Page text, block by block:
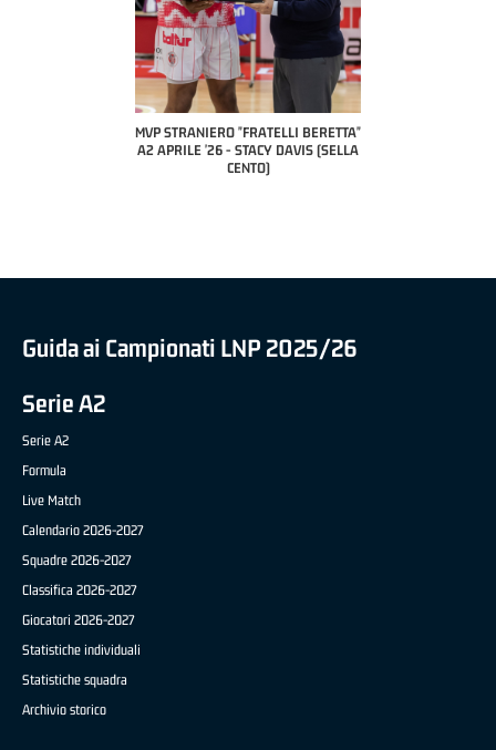
STRANIERO "FRATELLI BERETTA"
'26 - STACY DAVIS (SELLA
MVP "FRATELLI BERETTA" SAMUEL
DILAS B NAZIONALE APRILE '26 -
MARCO RESTELLI (TAV TREVIGLIO
Guida ai Campionati LNP 2025/26
Serie A2
Serie A2
Formula
Live Match
Calendario 2026-2027
Squadre 2026-2027
Classifica 2026-2027
Giocatori 2026-2027
Statistiche individuali
Statistiche squadra
Archivio storico